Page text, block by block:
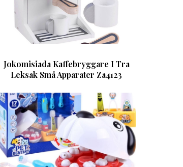
Jokomisiada Kaffebryggare I Tra
Leksak Små Apparater Za4123